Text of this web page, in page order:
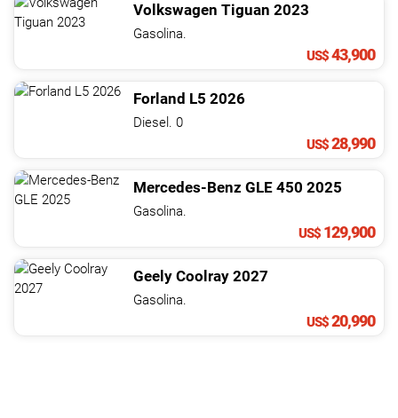
Volkswagen Tiguan 2023
Gasolina.
US$43,900
Forland L5 2026
Diesel. 0
US$28,990
Mercedes-Benz GLE 450 2025
Gasolina.
US$ 129,900
Geely Coolray 2027
Gasolina.
US$20,990